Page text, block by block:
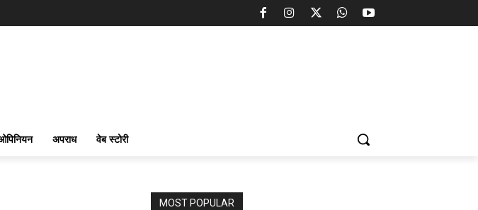
अपराध वेब स्टोरी
MOST POPULAR